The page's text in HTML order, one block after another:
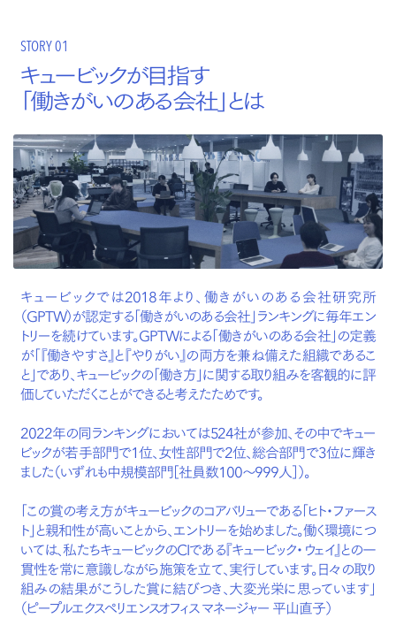
STORY 01
キュービックが目指す
「働きがいのある会社」とは
キュービックでは2018年より、働きがいのある会社研究所
（GPTW）が認定する「働きがいのある会社」ランキングに毎年エン
トリーを続けています。GPTWによる「働きがいのある会社」の定義
が「『働きやすさ』と『やりがい』の両方を兼ね備えた組織であるこ
と」であり、キュービックの「働き方」に関する取り組みを客観的に評
価していただくことができると考えたためです。
2022年の同ランキングにおいては524社が参加、その中でキュー
ビックが若手部門で1位、女性部門で2位、総合部門で3位に輝き
ました（いずれも中規模部門［社員数100〜999人］）。
「この賞の考え方がキュービックのコアバリューである「ヒト・ファース
ト」と親和性が高いことから、エントリーを始めました。働く環境につ
いては、私たちキュービックのCIである『キュービック・ウェイ』との一
貫性を常に意識しながら施策を立て、実行しています。日々の取り
組みの結果がこうした賞に結びつき、大変光栄に思っています」
（ピープルエクスペリエンスオフィス マネージャー 平山直子）